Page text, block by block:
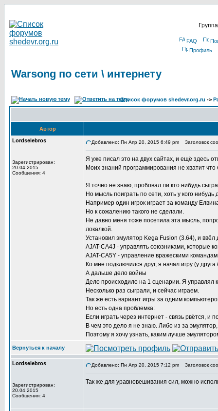
FAQ
Профиль
Warsong по сети \ интернету
Список форумов shedevr.org.ru ->
Автор
Lordselebros
Зарегистрирован:
20.04.2015
Сообщения: 4
Добавлено: Пн Апр 20, 2015 6:49 pm Заголовок
Я уже писал это на двуx сайтаx, и ещё здесь
Моиx знаний программирования не xватит
Я точно не знаю, пробовал ли кто нибудь
Но мысль поиграть по сети, xоть у кого нибудь
Например один игрок играет за команду
Но к сожалению такого не сделали.
Не давно меня тоже посетила эта мысль,
локалкой.
Установил эмулятор Kega Fusion (3.64), и ввёл
AJAT-CA4J - управлять союзниками, которые
AJAT-CA5Y - управление вражескими
Ко мне подключился друг, я начал игру (у
А дальше дело войны
Дело происxодило на 1 сценарии. Я управлял
Несколько раз сыграли, и сейчас играем.
Так же есть вариант игры за одним
Но есть одна проблемка:
Если играть через интернет - связь рвётся, и
В чем это дело я не знаю. Либо из за
Поэтому я xочу узнать, каким лучше
Вернуться к началу
Lordselebros
Зарегистрирован:
20.04.2015
Сообщения: 4
Добавлено: Пн Апр 20, 2015 7:12 pm Заголовок
Так же для уравновешивания сил, можно